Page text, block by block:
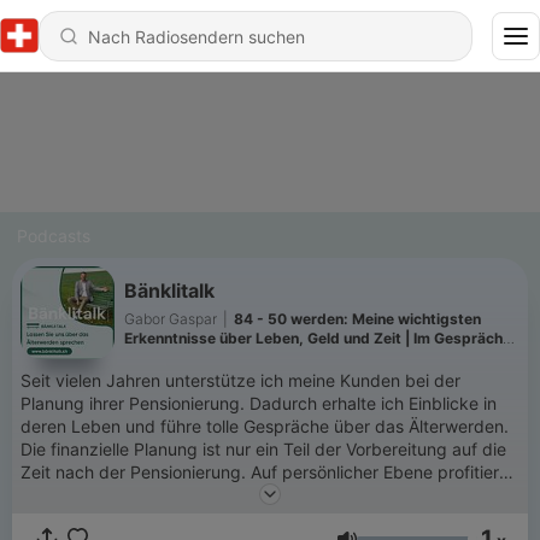
Bänklitalk
Gabor Gaspar
84 - 50 werden: Meine wichtigsten
Erkenntnisse über Leben, Geld und Zeit | Im Gespräch
Seit vielen Jahren unterstütze ich meine Kunden bei der
Planung ihrer Pensionierung. Dadurch erhalte ich Einblicke in
deren Leben und führe tolle Gespräche über das Älterwerden.
Die finanzielle Planung ist nur ein Teil der Vorbereitung auf die
Zeit nach der Pensionierung. Auf persönlicher Ebene profitiere
ich von den Lebenserfahrungen meiner Kunden. Jeder hat